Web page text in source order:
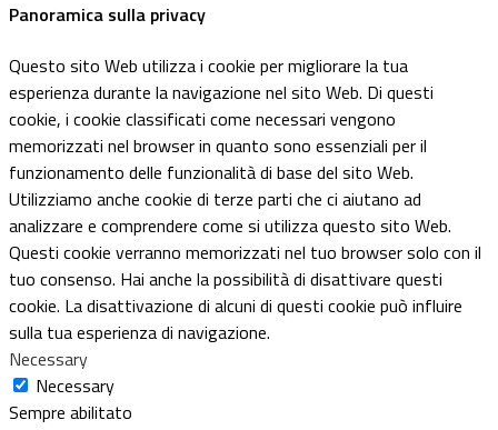
Panoramica sulla privacy
Questo sito Web utilizza i cookie per migliorare la tua
esperienza durante la navigazione nel sito Web. Di questi
cookie, i cookie classificati come necessari vengono
memorizzati nel browser in quanto sono essenziali per il
funzionamento delle funzionalità di base del sito Web.
Utilizziamo anche cookie di terze parti che ci aiutano ad
analizzare e comprendere come si utilizza questo sito Web.
Questi cookie verranno memorizzati nel tuo browser solo con il
tuo consenso. Hai anche la possibilità di disattivare questi
cookie. La disattivazione di alcuni di questi cookie può influire
sulla tua esperienza di navigazione.
Necessary
Necessary
Sempre abilitato